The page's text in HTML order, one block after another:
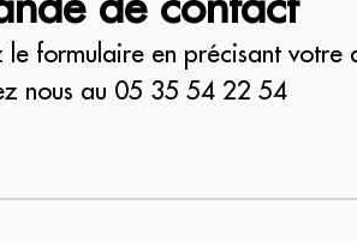
formulaire en précisant votre
nous au 05 35 54 22 54